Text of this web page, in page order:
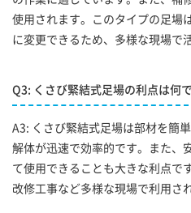
使用されます。このタイプの足場
に変更できるため、多様な現場で
Q3: くさび緊結式足場の利点は何
A3: くさび緊結式足場は部材を簡
解体が迅速で効率的です。また、
て使用できることも大きな利点で
改修工事など多様な現場で利用さ